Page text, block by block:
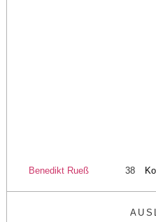
Benedikt Rueß 38